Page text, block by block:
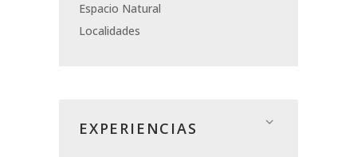
Espacio Natural
Localidades
EXPERIENCIAS